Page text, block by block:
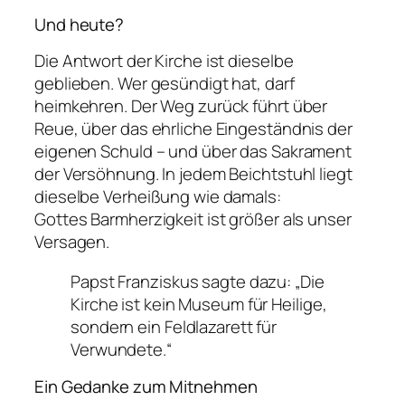
Und heute?
Die Antwort der Kirche ist dieselbe
geblieben. Wer gesündigt hat, darf
heimkehren. Der Weg zurück führt über
Reue, über das ehrliche Eingeständnis der
eigenen Schuld – und über das Sakrament
der Versöhnung. In jedem Beichtstuhl liegt
dieselbe Verheißung wie damals:
Gottes Barmherzigkeit ist größer als unser
Versagen.
Papst Franziskus sagte dazu: „Die
Kirche ist kein Museum für Heilige,
sondern ein Feldlazarett für
Verwundete.“
Ein Gedanke zum Mitnehmen